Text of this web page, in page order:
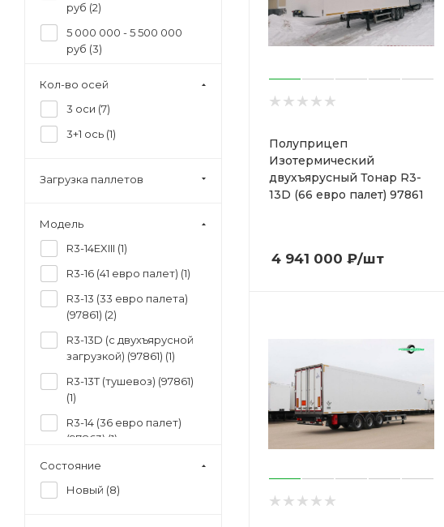
Полуприцеп
Изотермический
двухъярусный Тонар R3-
13D (66 евро палет) 97861
4 941 000 ₽/шт
руб (2)
5 000 000 - 5 500 000
руб (3)
руб (1)
6 500 000 - 7 000 000
руб (2)
Кол-во осей
3 оси (7)
3+1 ось (1)
Загрузка паллетов
Модель
R3-14EXIII (1)
R3-16 (41 евро палет) (1)
R3-13 (33 евро палета)
(97861) (2)
R3-13D (с двухъярусной
загрузкой) (97861) (1)
R3-13T (тушевоз) (97861)
(1)
R3-14 (36 евро палет)
(97863) (1)
R4-16 (41 евро палет)
Состояние
Новый (8)